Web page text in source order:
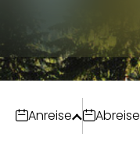
Anreise Abreise